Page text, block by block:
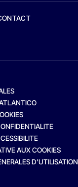
AUX COOKIES
D’UTILISATION